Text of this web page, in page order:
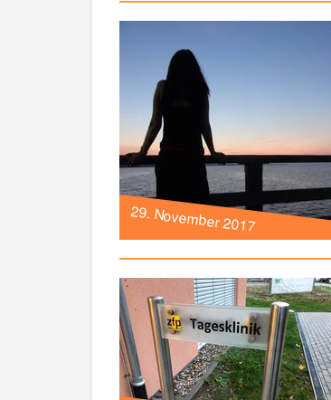
29. November 2017